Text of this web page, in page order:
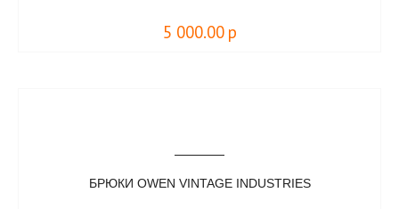
5 000.00 р
БРЮКИ OWEN VINTAGE INDUSTRIES